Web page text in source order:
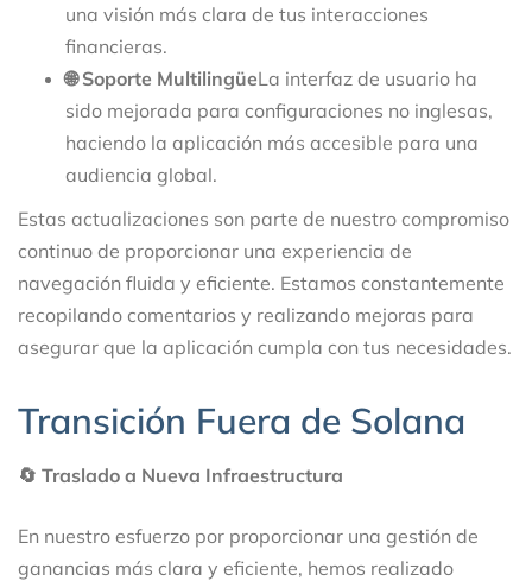
una visión más clara de tus interacciones
financieras.
🌐 Soporte MultilingüeLa interfaz de usuario ha
sido mejorada para configuraciones no inglesas,
haciendo la aplicación más accesible para una
audiencia global.
Estas actualizaciones son parte de nuestro compromiso
continuo de proporcionar una experiencia de
navegación fluida y eficiente. Estamos constantemente
recopilando comentarios y realizando mejoras para
asegurar que la aplicación cumpla con tus necesidades.
Transición Fuera de Solana
🔄 Traslado a Nueva Infraestructura
En nuestro esfuerzo por proporcionar una gestión de
ganancias más clara y eficiente, hemos realizado